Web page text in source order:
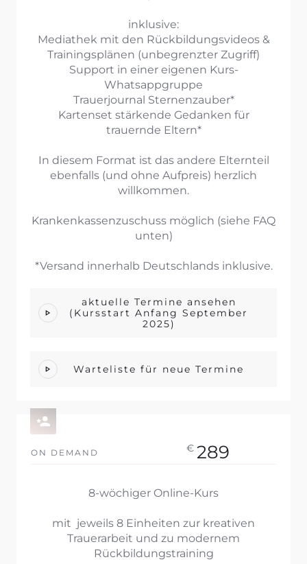
inklusive:
Mediathek mit den Rückbildungsvideos &
Trainingsplänen (unbegrenzter Zugriff)
Support in einer eigenen Kurs-
Whatsappgruppe
Trauerjournal Sternenzauber*
Kartenset stärkende Gedanken für
trauernde Eltern*
In diesem Format ist das andere Elternteil
ebenfalls (und ohne Aufpreis) herzlich
willkommen.
Krankenkassenzuschuss möglich (siehe FAQ
unten)
*Versand innerhalb Deutschlands inklusive.
aktuelle Termine ansehen
(Kursstart Anfang September
2025)
Warteliste für neue Termine
ON DEMAND € 289
8-wöchiger Online-Kurs
mit jeweils 8 Einheiten zur kreativen
Trauerarbeit und zu modernem
Rückbildungstraining